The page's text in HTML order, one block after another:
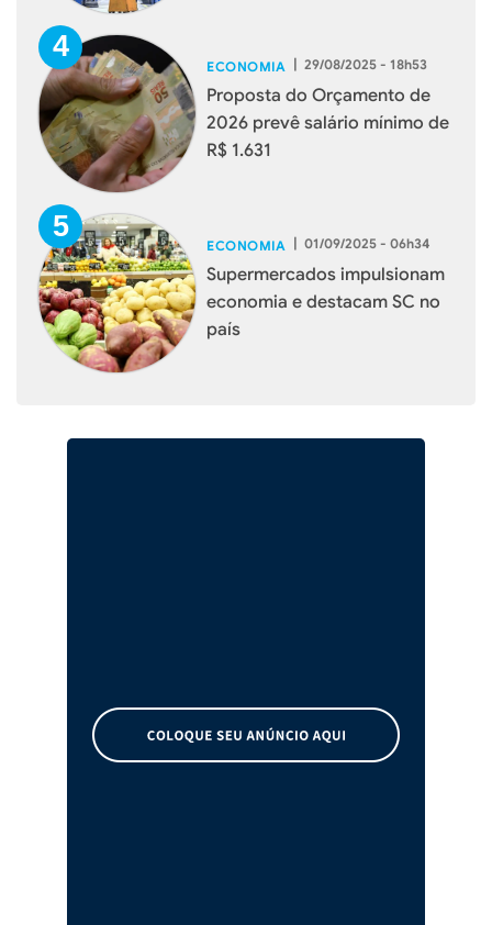
ECONOMIA | 29/08/2025 - 18h53
Proposta do Orçamento de
2026 prevê salário mínimo de
R$ 1.631
ECONOMIA | 01/09/2025 - 06h34
Supermercados impulsionam
economia e destacam SC no
país